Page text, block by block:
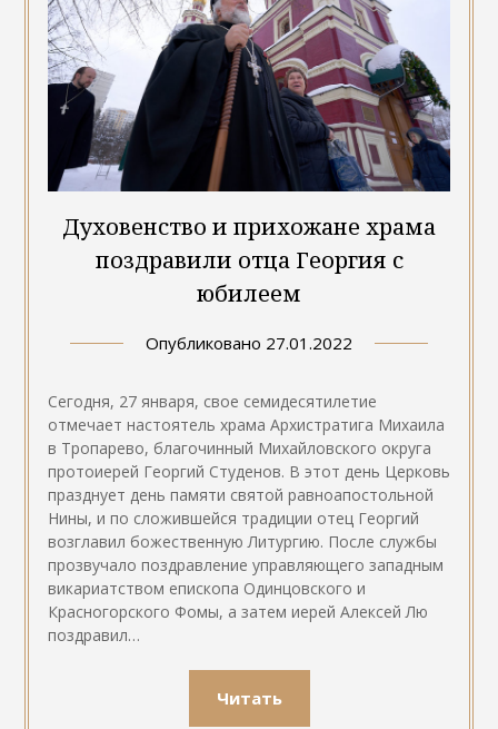
Духовенство и прихожане храма
поздравили отца Георгия с
юбилеем
Опубликовано 27.01.2022
Сегодня, 27 января, свое семидесятилетие
отмечает настоятель храма Архистратига Михаила
в Тропарево, благочинный Михайловского округа
протоиерей Георгий Студенов. В этот день Церковь
празднует день памяти святой равноапостольной
Нины, и по сложившейся традиции отец Георгий
возглавил божественную Литургию. После службы
прозвучало поздравление управляющего западным
викариатством епископа Одинцовского и
Красногорского Фомы, а затем иерей Алексей Лю
поздравил…
Читать